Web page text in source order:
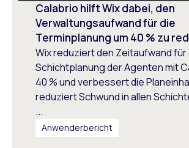
Calabrio hilft Wix dabei, den
Verwaltungsaufwand für die
Terminplanung um 40 % zu
Wix reduziert den Zeitaufwand für
Schichtplanung der Agenten mit
40 % und verbessert die
reduziert Schwund in allen
...
Anwenderbericht